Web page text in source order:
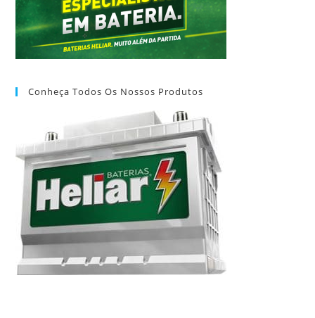
Conheça Todos Os Nossos Produtos